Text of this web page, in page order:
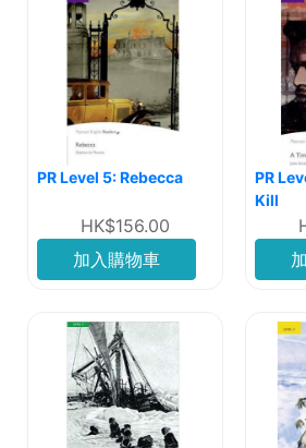
PR Level 5: Rebecca
HK$156.00
加入購物車
PR
Kill